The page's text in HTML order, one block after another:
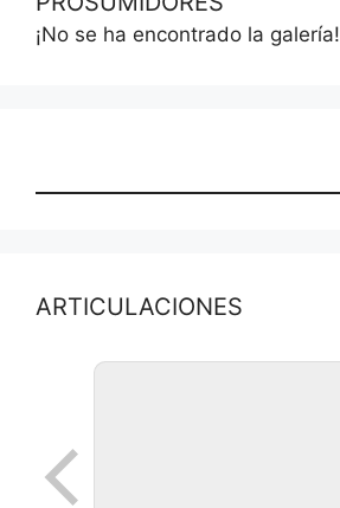
¡No se ha encontrado la galería!
ARTICULACIONES